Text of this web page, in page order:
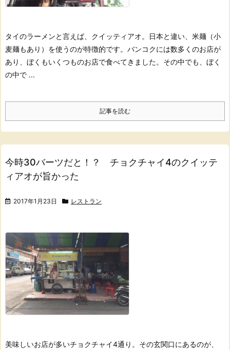
タイのラーメンと言えば、クイッティアオ。
日本と違い、米麺（小
麦麺もあり）を使うのが特徴的です。 バンコクには数多くのお店が
あり、 ぼくもいくつものお店で食べてきました。 その中でも、ぼく
の中で ...
記事を読む
今時30バーツだと！？ チョクチャイ4のクイッテ
ィアオが旨かった
2017年1月23日 レストラン
美味しいお店が多いチョクチャイ4通り。 その玄関口にあるのが、